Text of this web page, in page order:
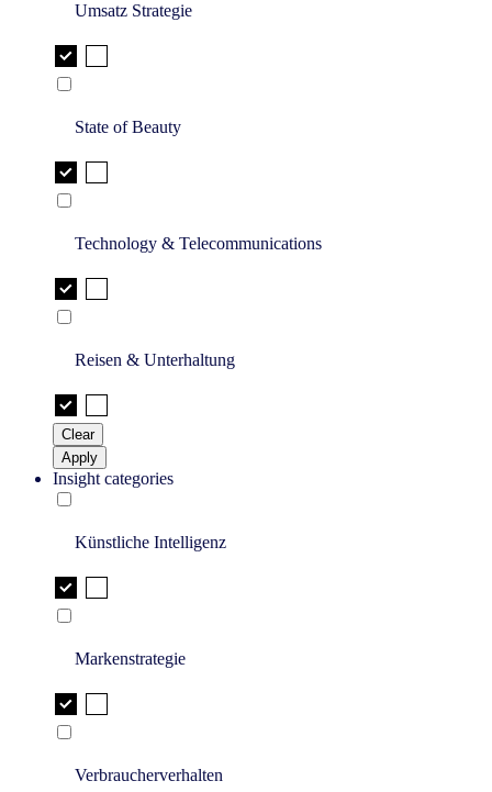
Umsatz Strategie
State of Beauty
Technology & Telecommunications
Reisen & Unterhaltung
Clear
Apply
Insight categories
Künstliche Intelligenz
Markenstrategie
Verbraucherverhalten